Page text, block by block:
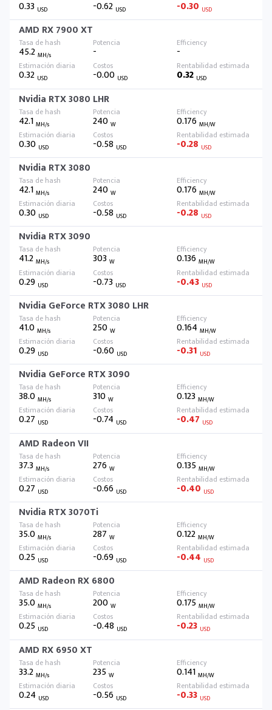
0.33 USD -0.62 USD -0.30 USD
AMD RX 7900 XT
45.2 MH/s -
-
0.32 USD -0.00 USD 0.32 USD
Nvidia RTX 3080 LHR
42.1 MH/s 240W 0.176 MH/W
0.30 USD -0.58 USD -0.28 USD
Nvidia RTX 3080
42.1 MH/s 240W 0.176 MH/W
0.30 USD -0.58 USD -0.28 USD
Nvidia RTX 3090
41.2 MH/s 303W 0.136 MH/W
0.29 USD -0.73 USD -0.43 USD
Nvidia GeForce RTX 3080 LHR
41.0 MH/s 250W 0.164 MH/W
0.29 USD -0.60 USD -0.31 USD
Nvidia GeForce RTX 3090
38.0 MH/s 310W 0.123 MH/W
0.27 USD -0.74 USD -0.47 USD
AMD Radeon VII
37.3 MH/s 276W 0.135 MH/W
0.27 USD -0.66 USD -0.40 USD
Nvidia RTX 3070Ti
35.0 MH/s 287W 0.122 MH/W
0.25 USD -0.69 USD -0.44 USD
AMD Radeon RX 6800
35.0 MH/s 200W 0.175 MH/W
0.25 USD -0.48 USD -0.23 USD
AMD RX 6950 XT
33.2 MH/s 235W 0.141 MH/W
0.24 USD -0.56 USD -0.33 USD